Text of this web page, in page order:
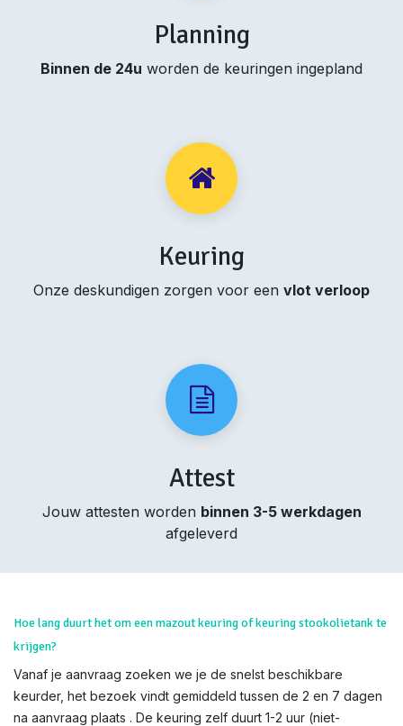
Planning
Binnen de 24u worden de keuringen ingepland
Keuring
Onze deskundigen zorgen voor een vlot verloop
Attest
Jouw attesten worden binnen 3-5 werkdagen
afgeleverd
Hoe lang duurt het om een mazout keuring of keuring stookolietank te
krijgen?
Vanaf je aanvraag zoeken we je de snelst beschikbare
keurder, het bezoek vindt gemiddeld tussen de 2 en 7 dagen
na aanvraag plaats . De keuring zelf duurt 1-2 uur (niet-